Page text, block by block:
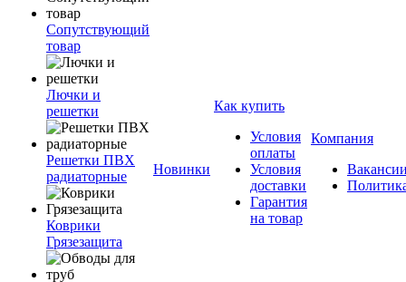
Сопутствующий
товар
Лючки и
решетки
Решетки ПВХ
радиаторные
Коврики
Грязезащита
Новинки
Как купить
Условия
оплаты
Условия
доставки
Гарантия
на товар
Компания